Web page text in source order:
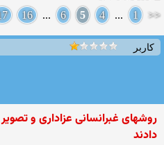
<<
1
...
4
5
6
...
16
کاربر
روشهای غبرانسانی عزاداری و
دادند